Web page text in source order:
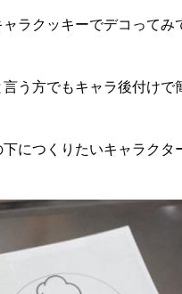
ラクッキーでデコってみ
う方でもキャラ後付けで
につくりたいキャラクタ